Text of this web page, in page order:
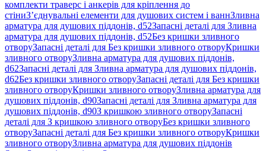
комплекти траверс і анкерів для кріплення до
стіниЗ’єднувальні елементи для душових систем і ваннЗливна
арматура для душових піддонів, d52Запасні деталі для Зливна
арматура для душових піддонів, d52Без кришки зливного
отворуЗапасні деталі для Без кришки зливного отворуКришки
зливного отворуЗливна арматура для душових піддонів,
d62Запасні деталі для Зливна арматура для душових піддонів,
d62Без кришки зливного отворуЗапасні деталі для Без кришки
зливного отворуКришки зливного отворуЗливна арматура для
душових піддонів, d90Запасні деталі для Зливна арматура для
душових піддонів, d90З кришкою зливного отворуЗапасні
деталі для З кришкою зливного отворуБез кришки зливного
отворуЗапасні деталі для Без кришки зливного отворуКришки
зливного отворуЗливна арматура для душових піддонів